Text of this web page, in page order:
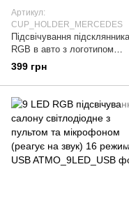
Артикул:
CUP_HOLDER_MERCEDES
Підсвічування підсклянника
RGB в авто з логотипом
автомобіля MERCEDES (к-
399 грн